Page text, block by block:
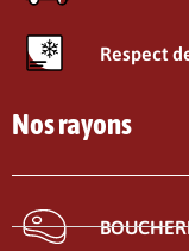
Respect
Nos rayons